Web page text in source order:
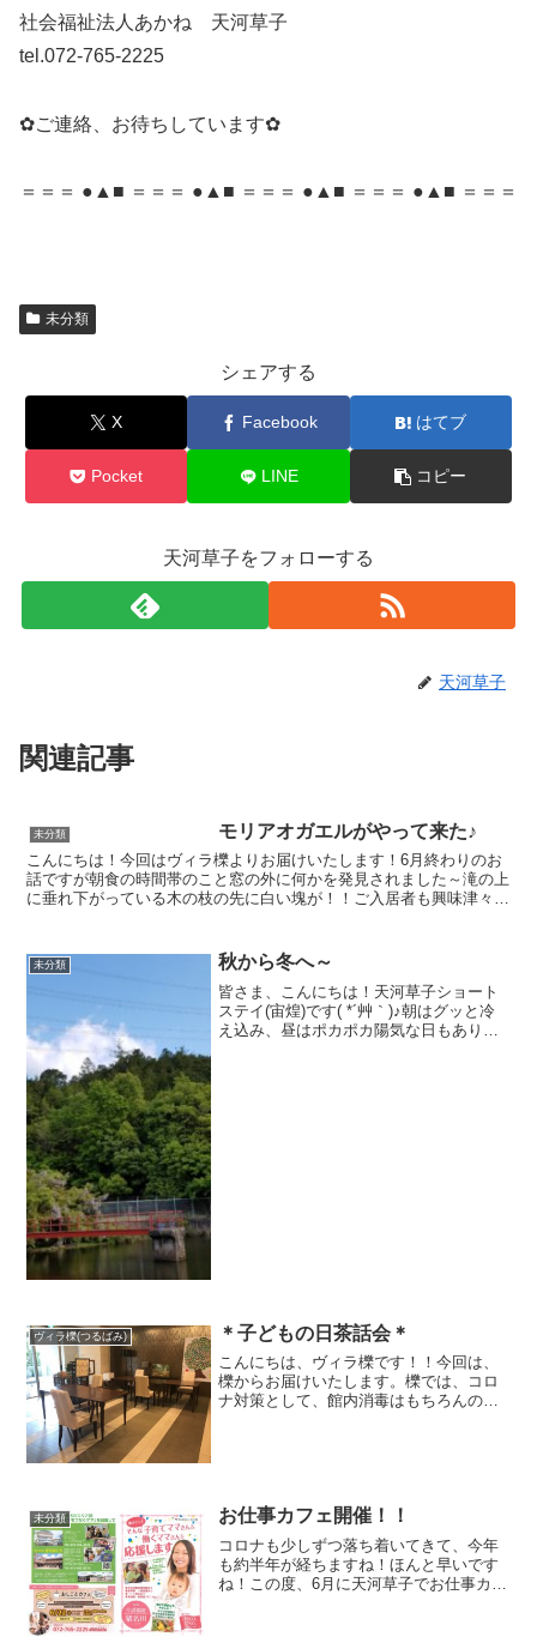
社会福祉法人あかね 天河草子
tel.072-765-2225
✿ご連絡、お待ちしています✿
＝＝＝ ●▲■ ＝＝＝ ●▲■ ＝＝＝ ●▲■ ＝＝＝ ●▲■ ＝＝＝
未分類
シェアする
X Facebook はてブ
Pocket LINE コピー
天河草子をフォローする
天河草子
関連記事
未分類 モリアオガエルがやって来た♪
こんにちは！今回はヴィラ櫟よりお届けいたします！6月終わりのお
話ですが朝食の時間帯のこと窓の外に何かを発見されました～滝の上
に垂れ下がっている木の枝の先に白い塊が！！ご入居者も興味津々で
未分類 秋から冬へ～
皆さま、こんにちは！天河草子ショート
ステイ(宙煌)です( *´艸｀)♪朝はグッと冷
え込み、昼はポカポカ陽気な日もあり、
ヴィラ櫟(つるばみ) ＊子どもの日茶話会＊
こんにちは、ヴィラ櫟です！！今回は、
櫟からお届けいたします。櫟では、コロ
ナ対策として、館内消毒はもちろんのこ
未分類 お仕事カフェ開催！！
コロナも少しずつ落ち着いてきて、今年
も約半年が経ちますね！ほんと早いです
ね！この度、6月に天河草子でお仕事カフ